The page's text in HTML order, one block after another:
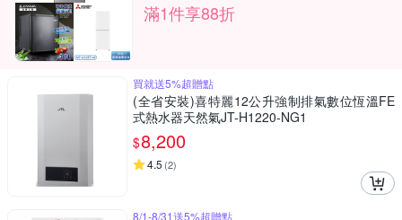
滿1件享88折
買就送5%超贈點
(全省安裝)喜特麗12公升強制排氣數位恆溫FE
式熱水器天然氣JT-H1220-NG1
$8,200
4.5 (2)
8/1-8/31送5%超贈點